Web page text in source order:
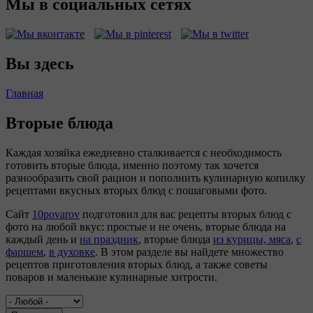
Мы в социальных сетях
Вы здесь
Главная
Вторые блюда
Каждая хозяйка ежедневно сталкивается с необходимость
готовить вторые блюда, именно поэтому так хочется
разнообразить свой рацион и пополнить кулинарную копилку
рецептами вкусных вторых блюд с пошаговыми фото.
Сайт 10povarov подготовил для вас рецепты вторых блюд с
фото на любой вкус: простые и не очень, вторые блюда на
каждый день и на праздник, вторые блюда из курицы, мяса, с
фаршем, в духовке. В этом разделе вы найдете множество
рецептов приготовления вторых блюд, а также советы
поваров и маленькие кулинарные хитрости.